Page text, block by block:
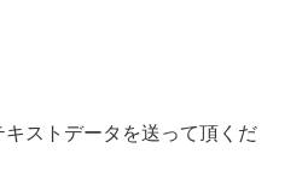
ストデータを送って頂くだ